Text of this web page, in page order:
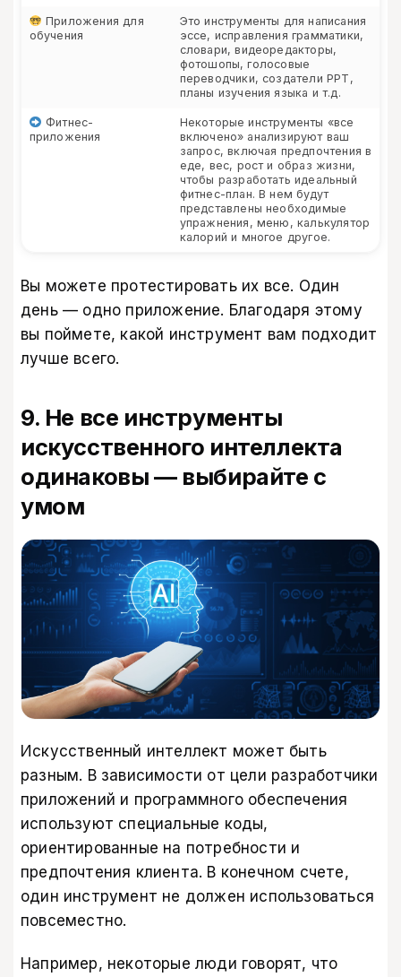
Приложения для
обучения
Это инструменты для написания
эссе, исправления грамматики,
словари, видеоредакторы,
фотошопы, голосовые
переводчики, создатели PPT,
планы изучения языка и т.д.
Фитнес-
приложения
Некоторые инструменты «все
включено» анализируют ваш
запрос, включая предпочтения в
еде, вес, рост и образ жизни,
чтобы разработать идеальный
фитнес-план. В нем будут
представлены необходимые
упражнения, меню, калькулятор
калорий и многое другое.
Вы можете протестировать их все. Один
день — одно приложение. Благодаря этому
вы поймете, какой инструмент вам подходит
лучше всего.
9. Не все инструменты
искусственного интеллекта
одинаковы — выбирайте с
умом
Искусственный интеллект может быть
разным. В зависимости от цели разработчики
приложений и программного обеспечения
используют специальные коды,
ориентированные на потребности и
предпочтения клиента. В конечном счете,
один инструмент не должен использоваться
повсеместно.
Например, некоторые люди говорят, что